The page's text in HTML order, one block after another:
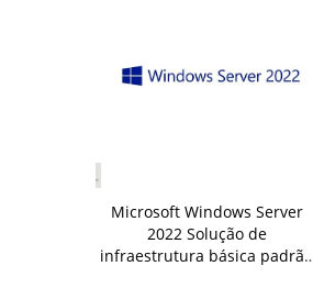
Microsoft Windows Server
2022 Solução de
infraestrutura básica padrão